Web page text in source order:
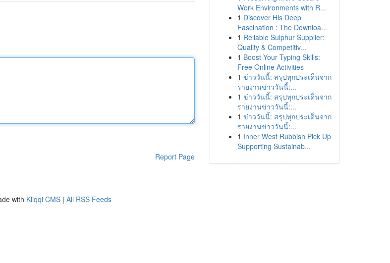
Report Page
Work Environments with R...
1 Discover His Deep
Fascination : The Downloa...
1 Reliable Sulphur Supplier:
Quality & Competitiv...
1 Boost Your Typing Skills:
Free Online Activities
1 ข่าววันนี้: สรุปทุกประเด็นจาก
รายงานข่าววันนี้:...
1 ข่าววันนี้: สรุปทุกประเด็นจาก
รายงานข่าววันนี้:...
1 ข่าววันนี้: สรุปทุกประเด็นจาก
รายงานข่าววันนี้:...
1 Inner West Rubbish Pick Up
Supporting Sustainab...
with Kliqqi CMS | All RSS Feeds